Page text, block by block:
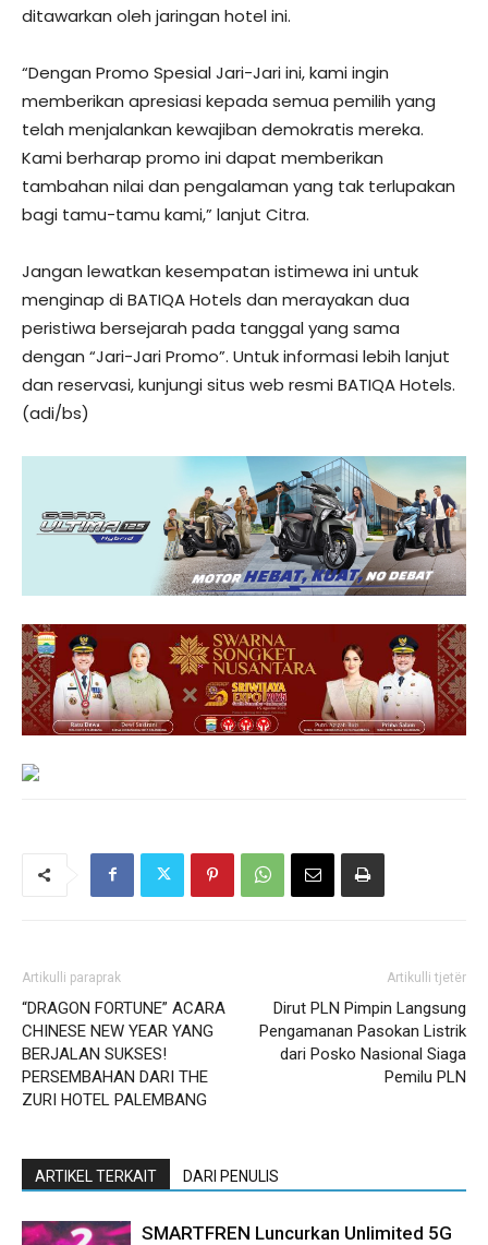
ditawarkan oleh jaringan hotel ini.
“Dengan Promo Spesial Jari-Jari ini, kami ingin
memberikan apresiasi kepada semua pemilih yang
telah menjalankan kewajiban demokratis mereka.
Kami berharap promo ini dapat memberikan
tambahan nilai dan pengalaman yang tak terlupakan
bagi tamu-tamu kami,” lanjut Citra.
Jangan lewatkan kesempatan istimewa ini untuk
menginap di BATIQA Hotels dan merayakan dua
peristiwa bersejarah pada tanggal yang sama
dengan “Jari-Jari Promo”. Untuk informasi lebih lanjut
dan reservasi, kunjungi situs web resmi BATIQA Hotels.
(adi/bs)
Artikulli paraprak
“DRAGON FORTUNE” ACARA
CHINESE NEW YEAR YANG
BERJALAN SUKSES!
PERSEMBAHAN DARI THE
ZURI HOTEL PALEMBANG
Artikulli tjetër
Dirut PLN Pimpin Langsung
Pengamanan Pasokan Listrik
dari Posko Nasional Siaga
Pemilu PLN
ARTIKEL TERKAIT DARI PENULIS
SMARTFREN Luncurkan Unlimited 5G